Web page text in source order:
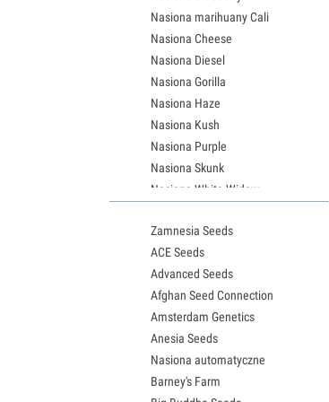
Nasiona marihuany Cali
Nasiona Cheese
Nasiona Diesel
Nasiona Gorilla
Nasiona Haze
Nasiona Kush
Nasiona Purple
Nasiona Skunk
Nasiona White Widow
Nasiona Granddaddy Purple
Nasiona OG Kush
Nasiona Blue Dream
Nasiona Lemon Haze
Nasiona konopi Bruce Banner
Nasiona Gelato
Nasiona Sour Diesel
Nasiona Jack Herer
Zamnesia Seeds
ACE Seeds
Advanced Seeds
Afghan Seed Connection
Amsterdam Genetics
Anesia Seeds
Nasiona automatyczne
Barney's Farm